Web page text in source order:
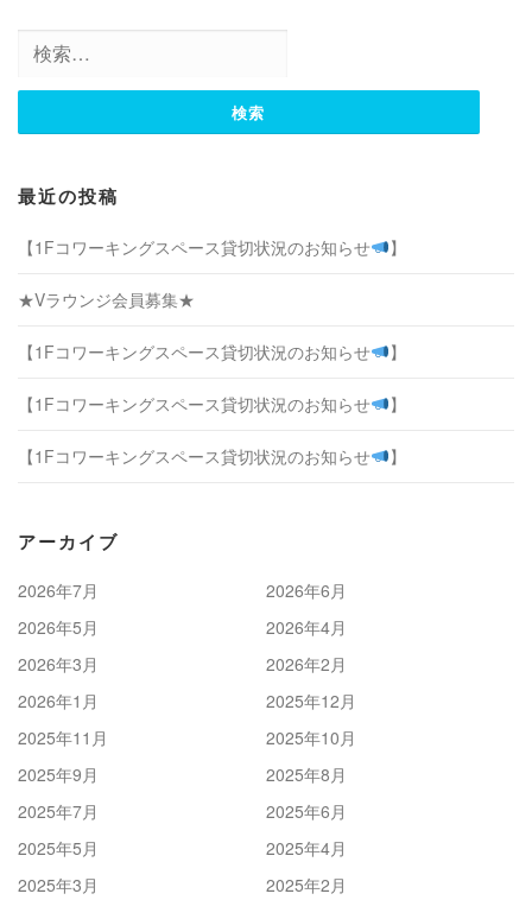
ー
シ
ョ
索:
最近の投稿
【1Fコワーキングスペース貸切状況のお知らせ 】
★Vラウンジ会員募集★
【1Fコワーキングスペース貸切状況のお知らせ 】
【1Fコワーキングスペース貸切状況のお知らせ 】
【1Fコワーキングスペース貸切状況のお知らせ 】
アーカイブ
2026年7月
2026年6月
2026年5月
2026年4月
2026年3月
2026年2月
2026年1月
2025年12月
2025年11月
2025年10月
2025年9月
2025年8月
2025年7月
2025年6月
2025年5月
2025年4月
2025年3月
2025年2月